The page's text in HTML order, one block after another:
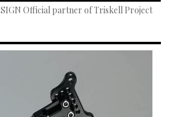
Official partner of Triskell Project